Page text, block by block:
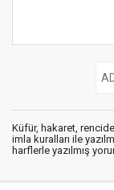
Küfür, hakaret,
imla kuralları ile
harflerle yazılmış